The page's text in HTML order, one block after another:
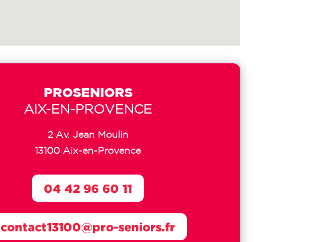
PROSENIORS
AIX-EN-PROVENCE
2 Av. Jean Moulin
13100 Aix-en-Provence
contact13100@pro-seniors.fr
04 42 96 60 11